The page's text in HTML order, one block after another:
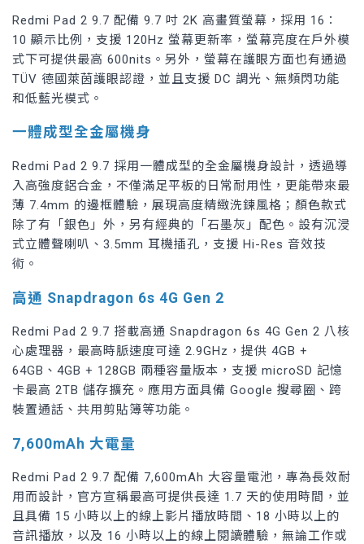
Redmi Pad 2 9.7 配備 9.7 吋 2K 高畫質螢幕，採用 16：
10 顯示比例，支援 120Hz 螢幕更新率，螢幕亮度在戶外模
式下可提供最高 600nits。另外，螢幕在護眼方面也有通過
TÜV 德國萊茵護眼認證，並且支援 DC 調光、無頻閃功能
和低藍光模式。
一體成型全金屬機身
Redmi Pad 2 9.7 採用一體成型的全金屬機身設計，透過導
入高強度鋁合金，不僅滿足平板的日常耐用性，更能帶來最
薄 7.4mm 的邊框體驗，展現高度精緻洗鍊風格；顏色款式
除了有「銀色」外，另有經典的「石墨灰」配色。設有沉浸
式立體聲喇叭、3.5mm 耳機插孔，支援 Hi-Res 音效技
術。
高通 Snapdragon 6s 4G Gen 2
Redmi Pad 2 9.7 搭載高通 Snapdragon 6s 4G Gen 2 八核
心處理器，最高時脈速度可達 2.9GHz，提供 4GB +
64GB、4GB + 128GB 兩種容量版本，支援 microSD 記憶
卡最高 2TB 儲存擴充。應用方面具備 Google 搜尋圈、跨
裝置通話、共用剪貼簿等功能。
7,600mAh 大電量
Redmi Pad 2 9.7 配備 7,600mAh 大容量電池，專為長效耐
用而設計，官方宣稱最高可提供長達 1.7 天的使用時間，並
且具備 15 小時以上的線上影片播放時間、18 小時以上的
音訊播放，以及 16 小時以上的線上閱讀體驗，無論工作或